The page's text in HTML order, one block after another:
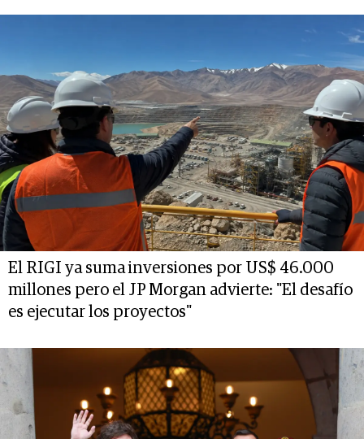
El RIGI ya suma inversiones por US$ 46.000
millones pero el JP Morgan advierte: "El desafío
es ejecutar los proyectos"